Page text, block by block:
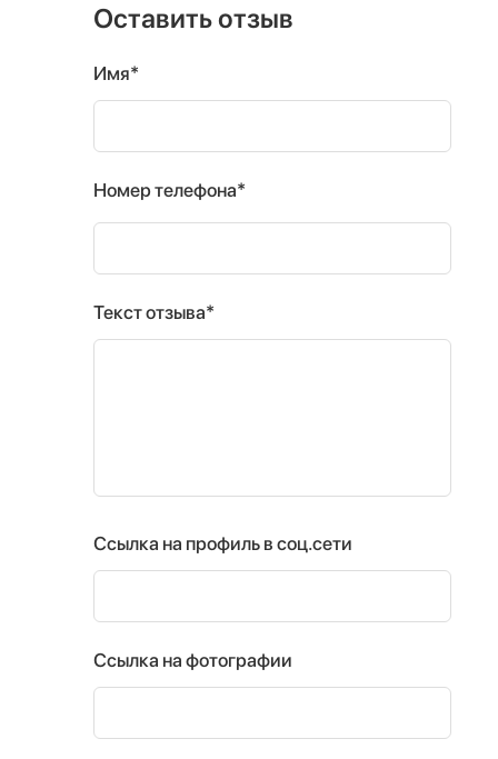
Оставить отзыв
Имя*
Номер телефона*
Текст отзыва*
Ссылка на профиль в соц.сети
Ссылка на фотографии